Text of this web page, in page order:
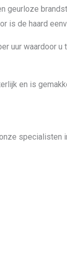
geurloze
is de haard
uur waardoor u
en is
specialisten